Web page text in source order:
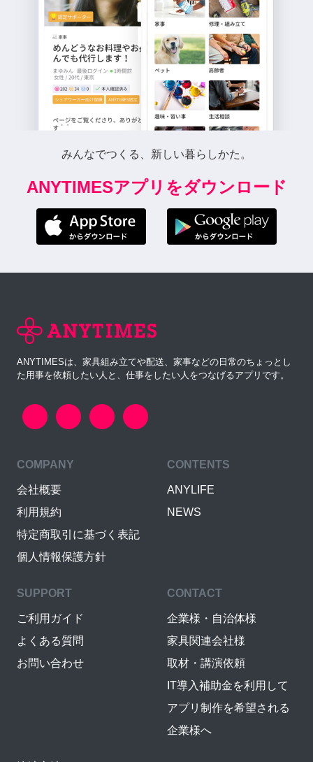
みんなでつくる、新しい暮らしかた。
ANYTIMESアプリをダウンロード
ANYTIMESは、家具組み立てや配送、家事などの日常のちょっとし
た用事を依頼したい人と、仕事をしたい人をつなげるアプリです。
COMPANY
会社概要
利用規約
特定商取引に基づく表記
個人情報保護方針
CONTENTS
ANYLIFE
NEWS
SUPPORT
ご利用ガイド
よくある質問
お問い合わせ
CONTACT
企業様・自治体様
家具関連会社様
取材・講演依頼
IT導入補助金を利用して
アプリ制作を希望される
企業様へ